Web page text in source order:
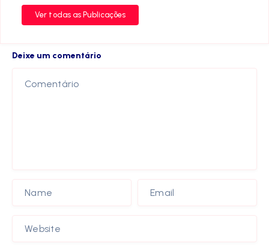
Ver todas as Publicações
Deixe um comentário